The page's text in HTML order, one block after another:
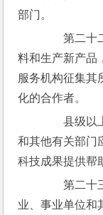
部门。
第二十二
料和生产新产品
服务机构征集其
化的合作者。
县级以上
和其他有关部门
科技成果提供帮
第二十三
业、事业单位和